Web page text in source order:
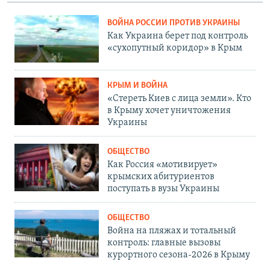
ВОЙНА РОССИИ ПРОТИВ УКРАИНЫ
Как Украина берет под контроль
«сухопутный коридор» в Крым
КРЫМ И ВОЙНА
«Стереть Киев с лица земли». Кто
в Крыму хочет уничтожения
Украины
ОБЩЕСТВО
Как Россия «мотивирует»
крымских абитуриентов
поступать в вузы Украины
ОБЩЕСТВО
Война на пляжах и тотальный
контроль: главные вызовы
курортного сезона-2026 в Крыму